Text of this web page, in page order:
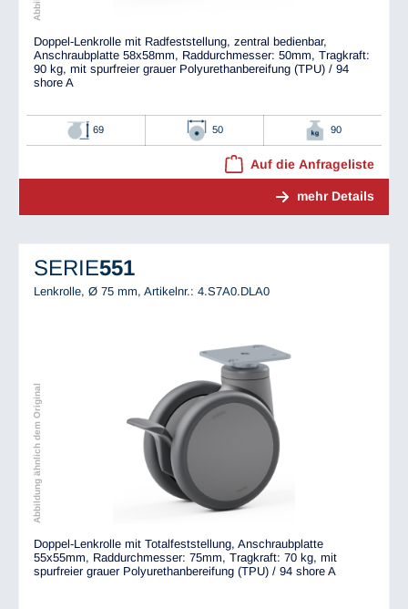
Doppel-Lenkrolle mit Radfeststellung, zentral bedienbar,
Anschraubplatte 58x58mm, Raddurchmesser: 50mm, Tragkraft:
90 kg, mit spurfreier grauer Polyurethanbereifung (TPU) / 94
shore A
69 50 90
Auf die Anfrageliste
mehr Details
SERIE551
Lenkrolle, Ø 75 mm, Artikelnr.: 4.S7A0.DLA0
Abbildung ähnlich dem Original
Doppel-Lenkrolle mit Totalfeststellung, Anschraubplatte
55x55mm, Raddurchmesser: 75mm, Tragkraft: 70 kg, mit
spurfreier grauer Polyurethanbereifung (TPU) / 94 shore A